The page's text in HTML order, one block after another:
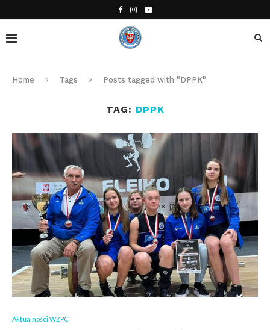
Home Tags Posts tagged with "DPPK"
TAG: DPPK
Aktualności WZPC